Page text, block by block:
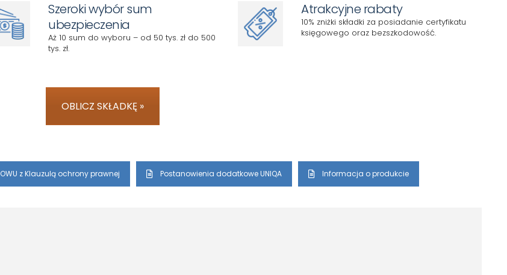
Szeroki wybór sum
ubezpieczenia
Aż 10 sum do wyboru – od 50 tys. zł do 500
tys. zł.
Atrakcyjne rabaty
10% zniżki składki za posiadanie certyfikatu
księgowego oraz bezszkodowość.
OBLICZ SKŁADKĘ »
OWU z Klauzulą ochrony prawnej Postanowienia dodatkowe UNIQA Informacja o produkcie